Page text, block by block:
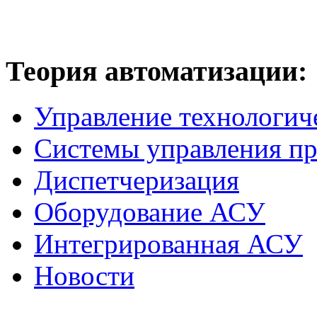
Теория автоматизации:
Управление
Системы управления
Диспетчеризация
Оборудование АСУ
Интегрированная АСУ
Новости